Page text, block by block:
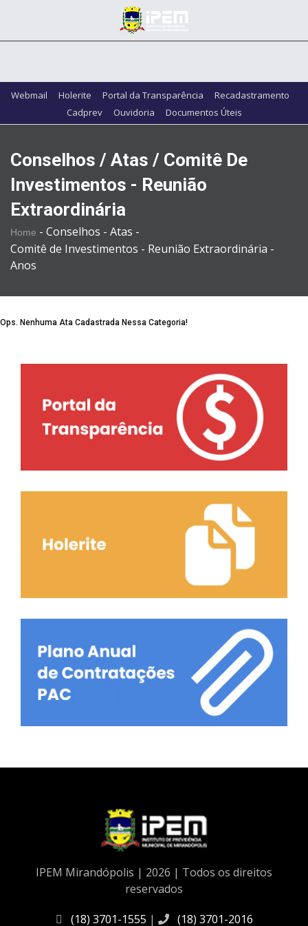
Webmail Holerite Portal da Transparência
Recadastramento
Cadprev
Ouvidoria Documentos Úteis
Conselhos / Atas / Comitê De
Investimentos - Reunião
Extraordinária
Home - Conselhos - Atas -
Comitê de Investimentos - Reunião Extraordinária -
Anos
Ops. Nenhuma Ata Cadastrada Nessa Categoria!
IPEM Mirandópolis | 2026 | Todos os direitos
reservados
(18) 3701-1555 | (18) 3701-2016